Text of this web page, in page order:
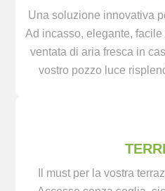
Una soluzione innovativa
Ad incasso, elegante,
ventata di aria fresca in
vostro pozzo luce
Il must per la vostra